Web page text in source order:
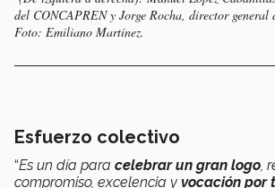
del CONCAPREN y Jorge Rocha, director general
Foto: Emiliano Martínez.
Esfuerzo colectivo
“Es un día para celebrar un gran logo,
compromiso, excelencia y vocación por